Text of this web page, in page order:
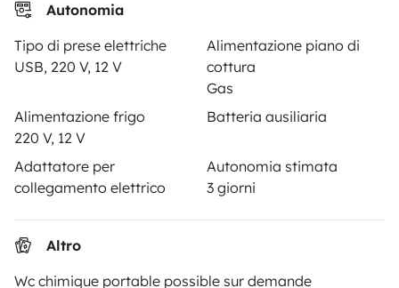
Autonomia
Tipo di prese elettriche
USB, 220 V, 12 V
Alimentazione piano di
cottura
Gas
Alimentazione frigo
220 V, 12 V
Batteria ausiliaria
Adattatore per
collegamento elettrico
Autonomia stimata
3 giorni
Altro
Wc chimique portable possible sur demande
Metodi di pagamento Pagamento in due rate
l'App Store
Disponibile su
Google Play
© 2026 Yescapa